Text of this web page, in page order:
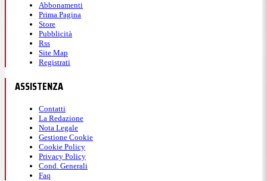
Abbonamenti
Prima Pagina
Store
Pubblicità
Rss
Site Map
Registrati
ASSISTENZA
Contatti
La Redazione
Nota Legale
Gestione Cookie
Cookie Policy
Privacy Policy
Cond. Generali
Faq